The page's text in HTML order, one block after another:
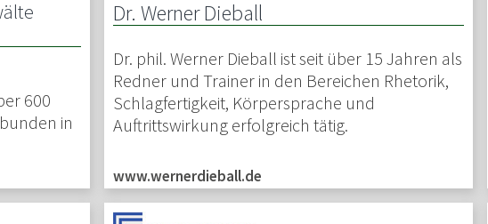
600
in
Dr. Werner Dieball
Dr. phil. Werner Dieball ist seit über 15 Jahren als
Redner und Trainer in den Bereichen Rhetorik,
Schlagfertigkeit, Körpersprache und
Auftrittswirkung erfolgreich tätig.
www.wernerdieball.de